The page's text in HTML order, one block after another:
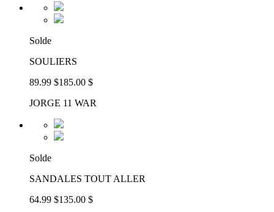
Solde
SOULIERS
89.99 $185.00 $
JORGE 11 WAR
Solde
SANDALES TOUT ALLER
64.99 $135.00 $